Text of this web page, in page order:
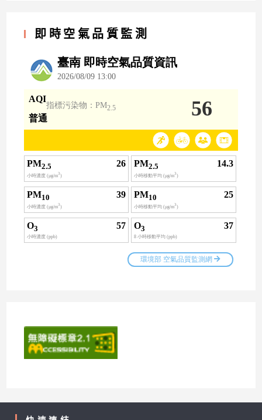
即時空氣品質監測